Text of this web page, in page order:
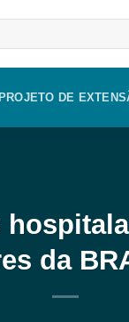
PROJETO DE
da